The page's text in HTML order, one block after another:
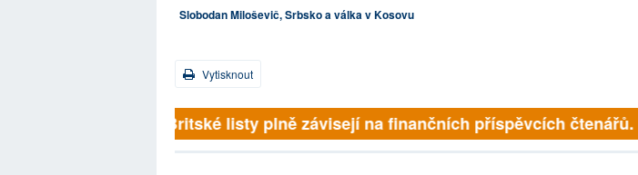
Slobodan Miloševič, Srbsko a válka v Kosovu
Vytisknout
Britské listy plně závisejí na finančních příspěvcích čtenářů.